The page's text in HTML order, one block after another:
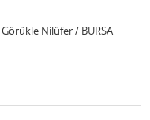
Nilüfer / BURSA